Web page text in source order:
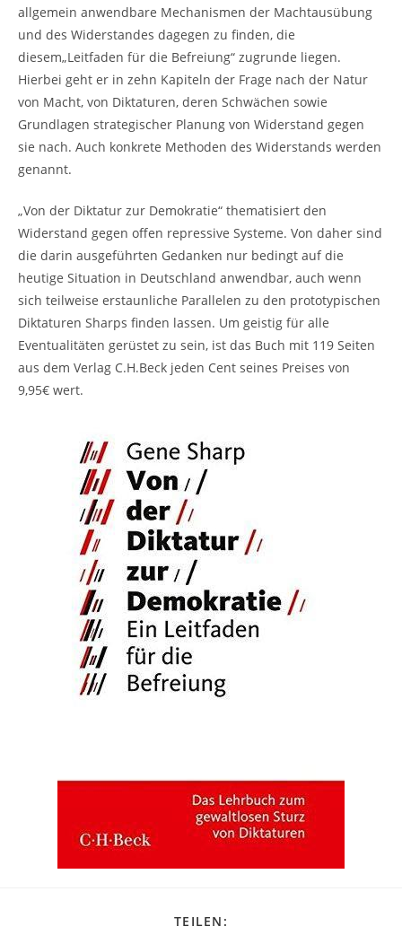
allgemein anwendbare Mechanismen der Machtausübung
und des Widerstandes dagegen zu finden, die
diesem„Leitfaden für die Befreiung“ zugrunde liegen.
Hierbei geht er in zehn Kapiteln der Frage nach der Natur
von Macht, von Diktaturen, deren Schwächen sowie
Grundlagen strategischer Planung von Widerstand gegen
sie nach. Auch konkrete Methoden des Widerstands werden
genannt.
„Von der Diktatur zur Demokratie“ thematisiert den
Widerstand gegen offen repressive Systeme. Von daher sind
die darin ausgeführten Gedanken nur bedingt auf die
heutige Situation in Deutschland anwendbar, auch wenn
sich teilweise erstaunliche Parallelen zu den prototypischen
Diktaturen Sharps finden lassen. Um geistig für alle
Eventualitäten gerüstet zu sein, ist das Buch mit 119 Seiten
aus dem Verlag C.H.Beck jeden Cent seines Preises von
9,95€ wert.
TEILEN: